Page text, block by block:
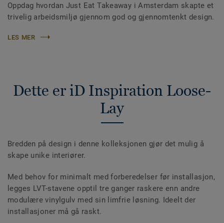
Oppdag hvordan Just Eat Takeaway i Amsterdam skapte et
trivelig arbeidsmiljø gjennom god og gjennomtenkt design.
LES MER
Dette er iD Inspiration Loose-
Lay
Bredden på design i denne kolleksjonen gjør det mulig å
skape unike interiører.
Med behov for minimalt med forberedelser før installasjon,
legges LVT-stavene opptil tre ganger raskere enn andre
modulære vinylgulv med sin limfrie løsning. Ideelt der
installasjoner må gå raskt.